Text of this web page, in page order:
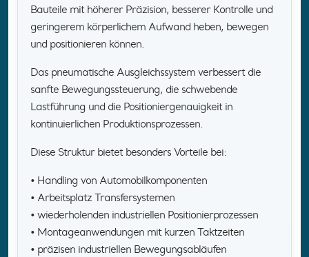
Bauteile mit höherer Präzision, besserer Kontrolle und
geringerem körperlichem Aufwand heben, bewegen
und positionieren können.
Das pneumatische Ausgleichssystem verbessert die
sanfte Bewegungssteuerung, die schwebende
Lastführung und die Positioniergenauigkeit in
kontinuierlichen Produktionsprozessen.
Diese Struktur bietet besonders Vorteile bei:
• Handling von Automobilkomponenten
• Arbeitsplatz Transfersystemen
• wiederholenden industriellen Positionierprozessen
• Montageanwendungen mit kurzen Taktzeiten
• präzisen industriellen Bewegungsabläufen